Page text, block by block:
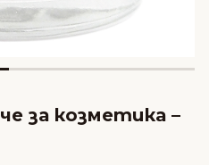
за козметика –